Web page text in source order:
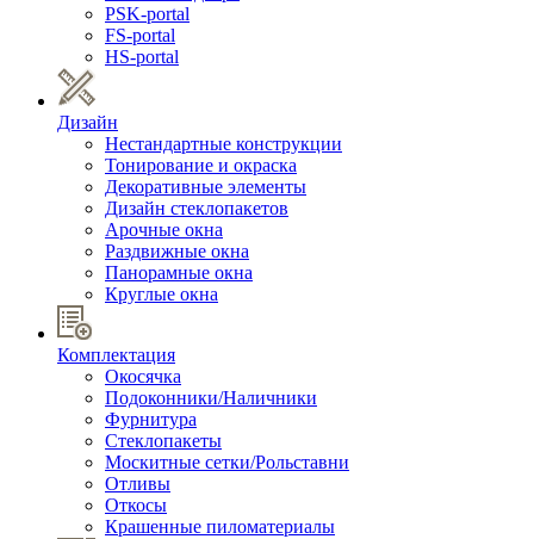
PSK-portal
FS-portal
HS-portal
Дизайн
Нестандартные конструкции
Тонирование и окраска
Декоративные элементы
Дизайн стеклопакетов
Арочные окна
Раздвижные окна
Панорамные окна
Круглые окна
Комплектация
Окосячка
Подоконники/Наличники
Фурнитура
Стеклопакеты
Москитные сетки/Рольставни
Отливы
Откосы
Крашенные пиломатериалы